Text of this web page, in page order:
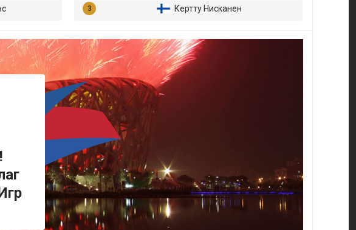
Кертту Нисканен